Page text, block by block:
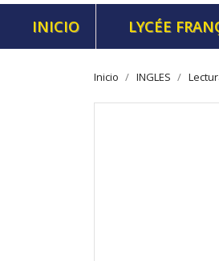
INICIO LYCÉE
Inicio INGLES